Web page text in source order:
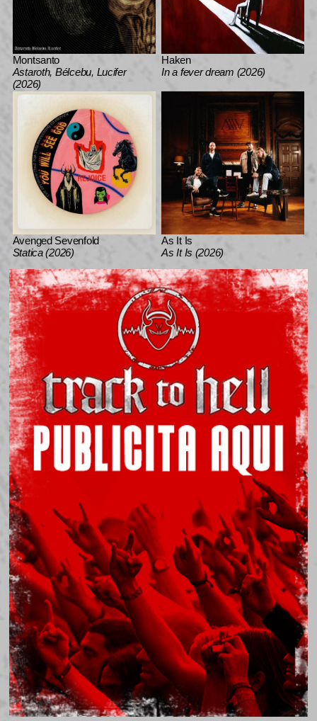
Montsanto
Astaroth, Bélcebu, Lucifer
(2026)
Haken
In a fever dream (2026)
Avenged Sevenfold
Statica (2026)
As It Is
As It Is (2026)